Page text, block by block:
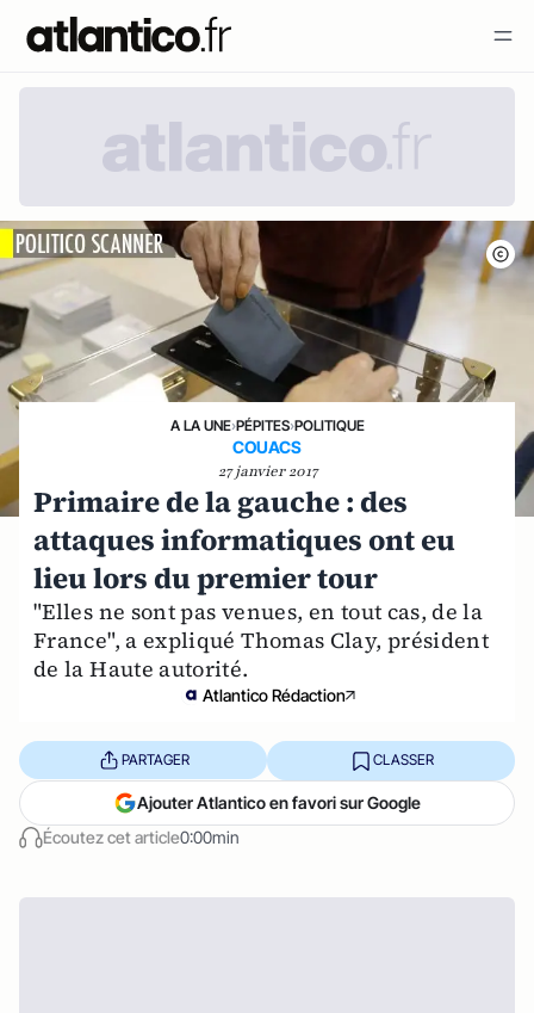
A LA UNE›PÉPITES›POLITIQUE
COUACS
27 janvier 2017
Primaire de la gauche : des
attaques informatiques ont eu
lieu lors du premier tour
"Elles ne sont pas venues, en tout cas, de la
France", a expliqué Thomas Clay, président
de la Haute autorité.
Atlantico Rédaction
Écoutez cet article0:00min
PARTAGER CLASSER
Ajouter Atlantico en favori sur Google